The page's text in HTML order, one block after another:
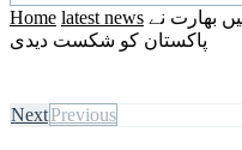
Home latest news بھارت نے
پاکستان کو شکست دیدی
NextPrevious